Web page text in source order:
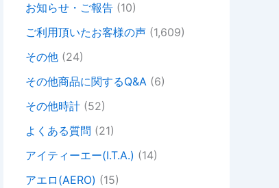
お知らせ・ご報告 (10)
ご利用頂いたお客様の声 (1,609)
その他 (24)
その他商品に関するQ&A (6)
その他時計 (52)
よくある質問 (21)
アイティーエー(I.T.A.) (14)
アエロ(AERO) (15)